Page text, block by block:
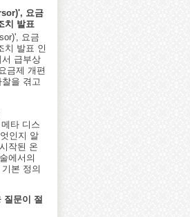
요금
치 발표
요금
치 발표 인
급부상
금제 개편
을 겪고
타 디스
인지 알
작된 온
에서의
본 정의
질문이 절